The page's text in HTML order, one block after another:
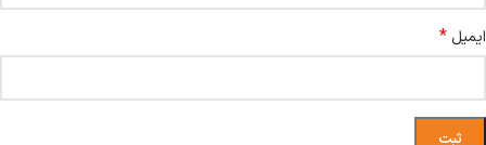
ایمیل *